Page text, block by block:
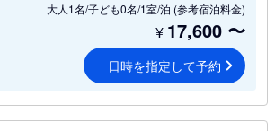
大人1名/子ども0名/1室/泊 (参考宿泊料金)
¥ 17,600 〜
日時を指定して予約